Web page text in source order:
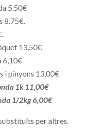
5.50€
8.75€.
13,50€
6,10€
i pinyons 13,00€
1k 11,00€
1/2kg 6,00€
per altres.